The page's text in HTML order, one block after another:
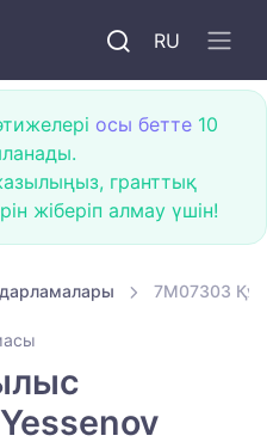
RU
осы бетте 10
гранттық
жіберіп алмау үшін!
7M07303